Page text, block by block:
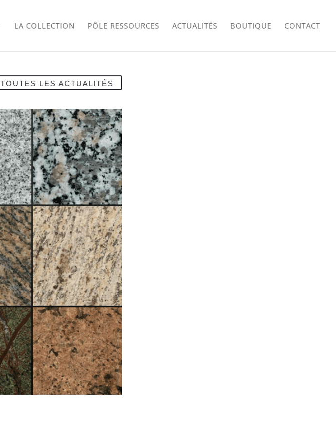
LA COLLECTION PÔLE RESSOURCES ACTUALITÉS BOUTIQUE CONTACT
TOUTES LES ACTUALITÉS